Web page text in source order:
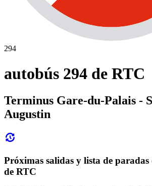
294
autobús 294 de RTC
Terminus Gare-du-Palais -
Augustin
Próximas salidas y lista de
de RTC